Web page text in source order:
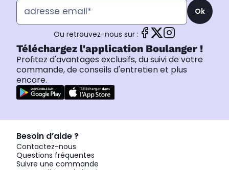
Ok
Ou retrouvez-nous sur :
Téléchargez l'application Boulanger !
Profitez d'avantages exclusifs, du suivi de votre
commande, de conseils d'entretien et plus
encore.
Besoin d’aide ?
Contactez-nous
Questions fréquentes
Suivre une commande